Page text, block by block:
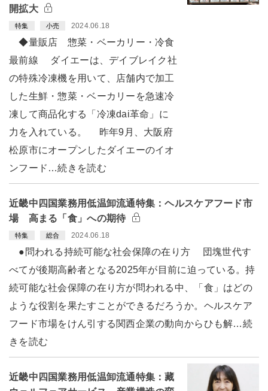
開拡大
特集 小売 2024.06.18
◆量販店 惣菜・ベーカリー・冷食
最前線 ダイエーは、デイブレイク社
の特殊冷凍機を用いて、店舗内で加工
した生鮮・惣菜・ベーカリーを急速冷
凍して商品化する「冷凍dai革命」に
力を入れている。 昨年9月、大阪府
松原市にオープンしたダイエーのイオ
ンフード…続きを読む
近畿中四国業務用低温卸流通特集：ヘルスケアフード市
場 高まる「食」への期待
特集 総合 2024.06.18
●問われる持続可能な社会保障の在り方 団塊世代す
べてが後期高齢者となる2025年が目前に迫っている。持
続可能な社会保障の在り方が問われる中、「食」はどの
ような役割を果たすことができるだろうか。ヘルスケア
フード市場をけん引する関西企業の動向からひも解…続
きを読む
近畿中四国業務用低温卸流通特集：藏